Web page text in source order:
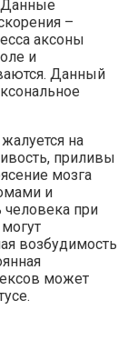
Данные
–
аксоны
и
Данный
на
приливы
мозга
и
человека при
возбудимость
может